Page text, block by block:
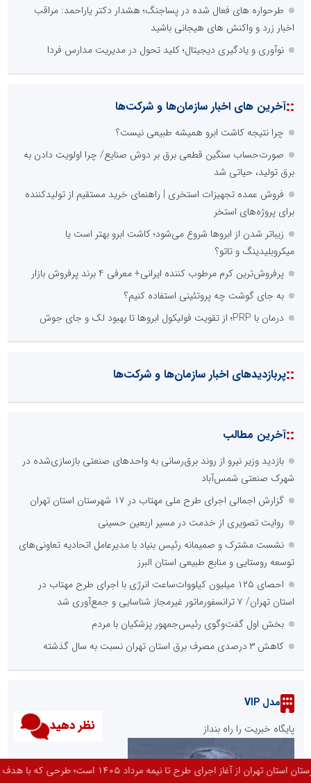
نظر دهید
طرحواره های فعال شده در پساجنگ؛ هشدار دکتر یاراحمد: مراقب
اخبار زرد و واکنش های هیجانی باشید
نوآوری و یادگیری دیجیتال؛ کلید تحول در مدیریت مدارس فردا
::آخرین های اخبار سازمان‌ها و شرکت‌ها
چرا نتیجه کاشت ابرو همیشه طبیعی نیست؟
صورت‌حساب سنگین قطعی برق بر دوش صنایع/ چرا اولویت دادن به
برق تولید، حیاتی شد
فروش عمده تجهیزات استخری | راهنمای خرید مستقیم از تولیدکننده
برای پروژه‌های استخر
زیباتر شدن از ابروها شروع می‌شود؛ کاشت ابرو بهتر است یا
میکروبلیدینگ و تاتو؟
پرفروش‌ترین کرم مرطوب کننده ایرانی+ معرفی 4 برند پرفروش بازار
به جای گوشت چه پروتئینی استفاده کنیم؟
درمان با PRP؛ از تقویت فولیکول ابروها تا بهبود لک و جای جوش
::پربازدیدهای اخبار سازمان‌ها و شرکت‌ها
::آخرین مطالب
بازدید وزیر نیرو از روند برق‌رسانی به واحدهای صنعتی بازسازی‌شده در
شهرک صنعتی شمس‌آباد
گزارش اجمالی اجرای طرح ملی مهتاب در ۱۷ شهرستان استان تهران
روایت تصویری از خدمت در مسیر اربعین حسینی
نشست مشترک و صمیمانه رئیس بنیاد با مدیرعامل اتحادیه تعاونی‌های
توسعه روستایی و منابع طبیعی استان البرز
احصای ۱۲۵ میلیون کیلووات‌ساعت انرژی با اجرای طرح مهتاب در
استان تهران/ ۷ ترانسفورماتور غیرمجاز شناسایی و جمع‌آوری شد
بخش اول گفت‌وگوی رئیس‌جمهور پزشکیان با مردم
کاهش ۳ درصدی مصرف برق استان تهران نسبت به سال گذشته
مدل VIP
پایگاه خبریت را راه بنداز